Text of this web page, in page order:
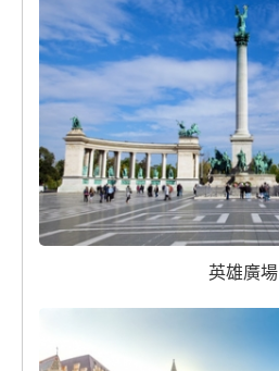
英雄廣場